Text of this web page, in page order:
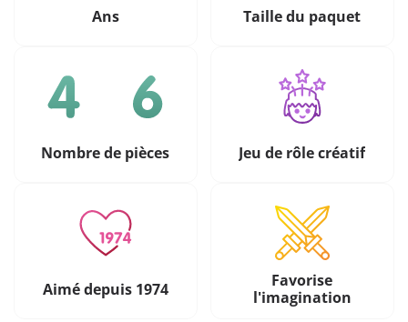
Ans Taille du paquet
Nombre de pièces Jeu de rôle créatif
Aimé depuis 1974
Favorise
l'imagination